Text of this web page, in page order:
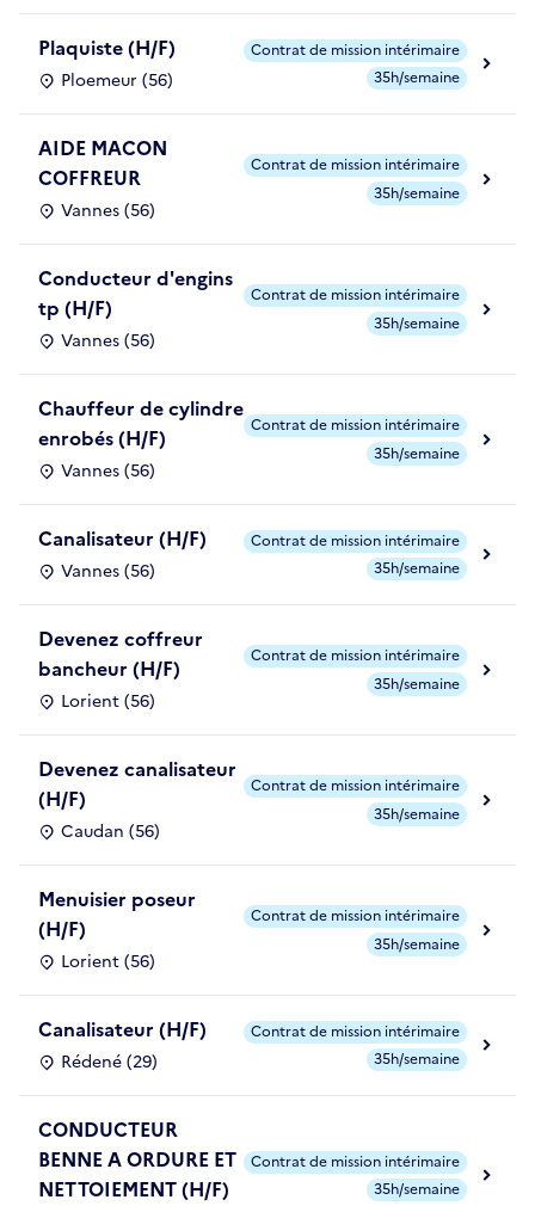
Plaquiste (H/F)
Ploemeur (56)
Contrat de mission intérimaire
35h/semaine
AIDE MACON
COFFREUR
Vannes (56)
Contrat de mission intérimaire
35h/semaine
Conducteur d'engins
tp (H/F)
Vannes (56)
Contrat de mission intérimaire
35h/semaine
Chauffeur de cylindre
enrobés (H/F)
Vannes (56)
Contrat de mission intérimaire
35h/semaine
Canalisateur (H/F)
Vannes (56)
Contrat de mission intérimaire
35h/semaine
Devenez coffreur
bancheur (H/F)
Lorient (56)
Contrat de mission intérimaire
35h/semaine
Devenez canalisateur
(H/F)
Caudan (56)
Contrat de mission intérimaire
35h/semaine
Menuisier poseur
(H/F)
Lorient (56)
Contrat de mission intérimaire
35h/semaine
Canalisateur (H/F)
Rédené (29)
Contrat de mission intérimaire
35h/semaine
CONDUCTEUR
BENNE A ORDURE ET
NETTOIEMENT (H/F)
Contrat de mission intérimaire
35h/semaine